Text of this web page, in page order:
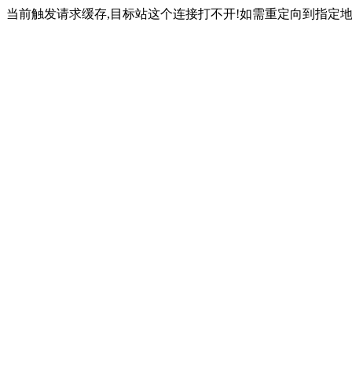
当前触发请求缓存,目标站这个连接打不开!如需重定向到指定